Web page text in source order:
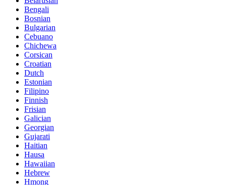
Bengali
Bosnian
Bulgarian
Cebuano
Chichewa
Corsican
Croatian
Dutch
Estonian
Filipino
Finnish
Frisian
Galician
Georgian
Gujarati
Haitian
Hausa
Hawaiian
Hebrew
Hmong